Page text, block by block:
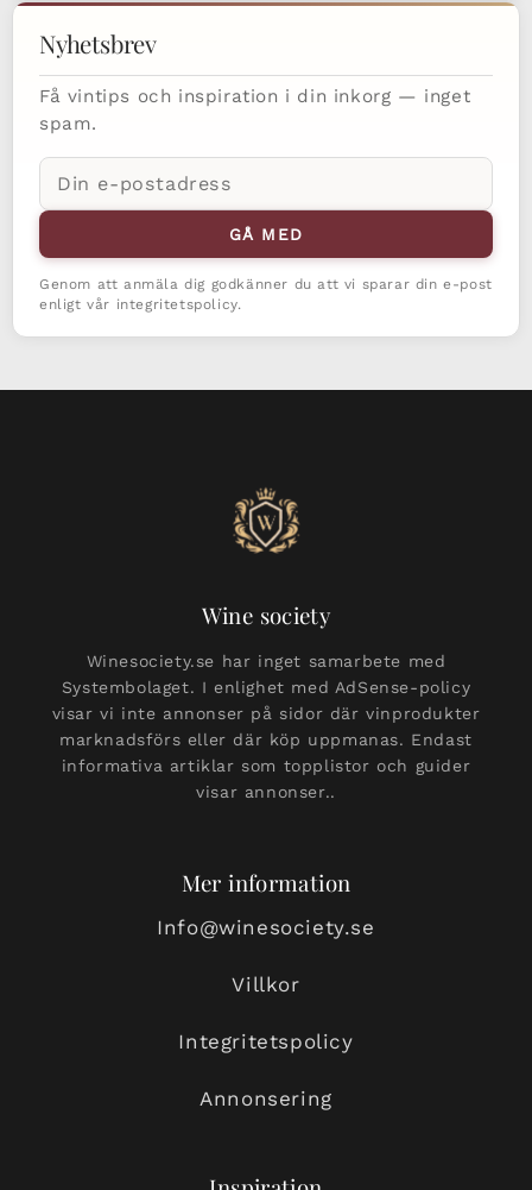
Nyhetsbrev
Få vintips och inspiration i din inkorg — inget
spam.
E-
postadress
GÅ MED
Genom att anmäla dig godkänner du att vi sparar din e-post
enligt vår integritetspolicy.
Wine society
Winesociety.se har inget samarbete med
Systembolaget. I enlighet med AdSense-policy
visar vi inte annonser på sidor där vinprodukter
marknadsförs eller där köp uppmanas. Endast
informativa artiklar som topplistor och guider
visar annonser..
Mer information
Info@winesociety.se
Villkor
Integritetspolicy
Annonsering